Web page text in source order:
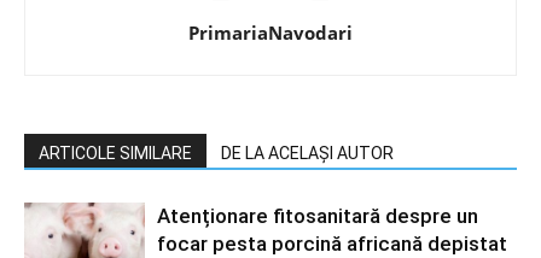
PrimariaNavodari
ARTICOLE SIMILARE DE LA ACELAȘI AUTOR
Atenționare fitosanitară despre un
focar pesta porcină africană depistat